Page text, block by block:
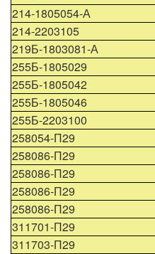
214-1805054-А
214-2203105
219Б-1803081-А
255Б-1805029
255Б-1805042
255Б-1805046
255Б-2203100
258054-П29
258086-П29
258086-П29
258086-П29
258086-П29
311701-П29
311703-П29